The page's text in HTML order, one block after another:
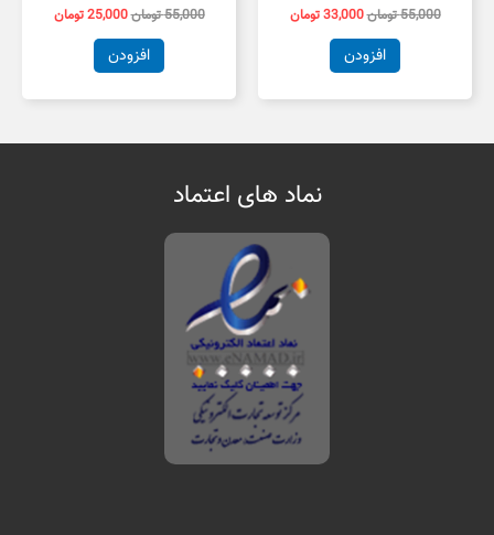
55,000تومان33,000تومان
افزودن
55,000تومان25,000تومان
افزودن
نماد های اعتماد